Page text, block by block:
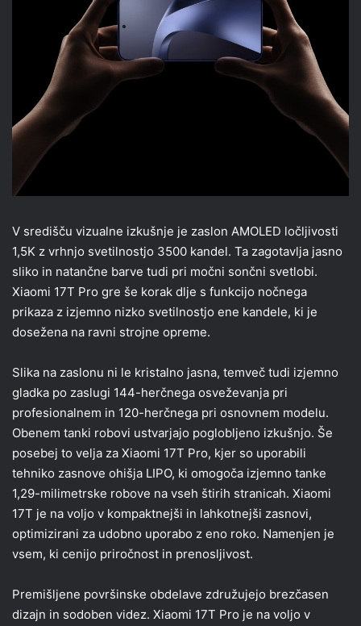
V središču vizualne izkušnje je zaslon AMOLED ločljivosti
1,5K z vrhnjo svetilnostjo 3500 kandel. Ta zagotavlja jasno
sliko in natančne barve tudi pri močni sončni svetlobi.
Xiaomi 17T Pro gre še korak dlje s funkcijo nočnega
prikaza z izjemno nizko svetilnostjo ene kandele, ki je
dosežena na ravni strojne opreme.
Slika na zaslonu ni le kristalno jasna, temveč tudi izjemno
gladka po zaslugi 144-herčnega osveževanja pri
profesionalnem in 120-herčnega pri osnovnem modelu.
Obenem tanki robovi ustvarjajo poglobljeno izkušnjo. Še
posebej to velja za Xiaomi 17T Pro, kjer so uporabili
tehniko zasnove ohišja LIPO, ki omogoča izjemno tanke
1,29-milimetrske robove na vseh štirih stranicah. Xiaomi
17T je na voljo v kompaktnejši in lahkotnejši zasnovi,
optimizirani za udobno uporabo z eno roko. Namenjen je
vsem, ki cenijo priročnost in prenosljivost.
Premišljene površinske obdelave združujejo brezčasen
dizajn in sodoben videz. Xiaomi 17T Pro je na voljo v